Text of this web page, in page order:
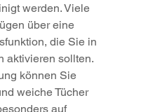
werden. Viele
über eine
die Sie in
aktivieren sollten.
können Sie
weiche Tücher
auf